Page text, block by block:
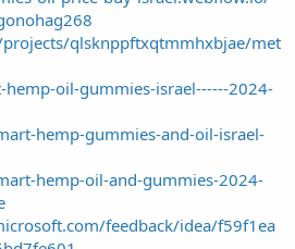
qlsknppftxqtmmhxbjae/met
oil-gummies-israel------2024-
hemp-gummies-and-oil-israel-
hemp-oil-and-gummies-2024-
feedback/idea/f59f1ea